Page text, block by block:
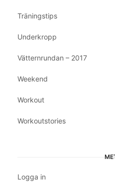
Träningstips
Underkropp
Vätternrundan – 2017
Weekend
Workout
Workoutstories
Logga in